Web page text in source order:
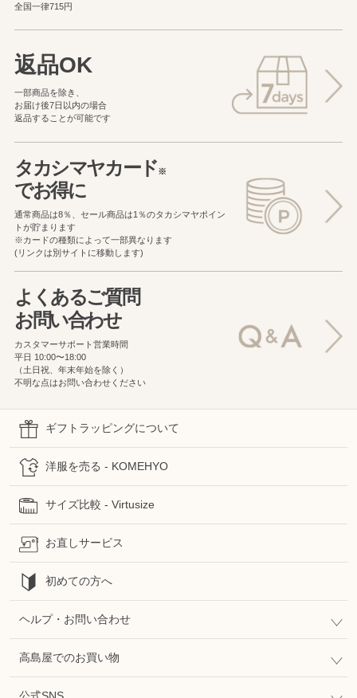
全国一律715円
返品OK
一部商品を除き、
お届け後7日以内の場合
返品することが可能です
タカシマヤカード※
でお得に
通常商品は8％、セール商品は1％のタカシマヤポイン
トが貯まります
※カードの種類によって一部異なります
(リンクは別サイトに移動します)
よくあるご質問
お問い合わせ
カスタマーサポート営業時間
平日 10:00〜18:00
（土日祝、年末年始を除く）
不明な点はお問い合わせください
ギフトラッピングについて
洋服を売る - KOMEHYO
サイズ比較 - Virtusize
お直しサービス
初めての方へ
ヘルプ・お問い合わせ
高島屋でのお買い物
公式SNS